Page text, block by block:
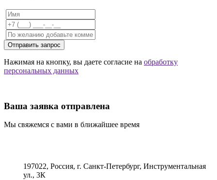
Отправить запрос
Нажимая на кнопку, вы даете согласие на обработку
персональных данных
Ваша заявка отправлена
Мы свяжемся с вами в ближайшее время
197022, Россия, г. Санкт-Петербург, Инструментальная
ул., 3К